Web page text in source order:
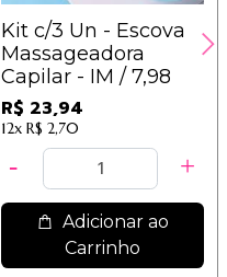
Kit c/3 Un - Escova
Massageadora
Capilar - IM / 7,98
R$ 23,94
12x R$ 2,70
Adicionar ao
Carrinho